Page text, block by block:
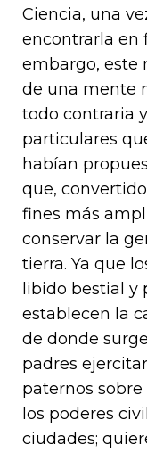
Ciencia, una
encontrarla en
embargo, este
de una mente
todo contraria
particulares
habían
que,
fines más
conservar la
tierra. Ya que
libido bestial y
establecen la
de donde
padres
paternos
los poderes
ciudades;